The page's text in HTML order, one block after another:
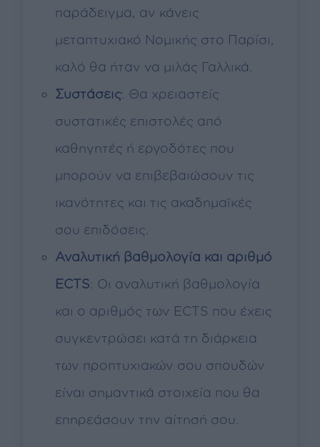
παράδειγμα, αν κάνεις
μεταπτυχιακό Νομικής στο Παρίσι,
καλό θα ήταν να μιλάς Γαλλικά.
Συστάσεις: Θα χρειαστείς
συστατικές επιστολές από
καθηγητές ή εργοδότες που
μπορούν να επιβεβαιώσουν τις
ικανότητες και τις ακαδημαϊκές
σου επιδόσεις.
Αναλυτική βαθμολογία και αριθμό
ECTS: Οι αναλυτική βαθμολογία
και ο αριθμός των ECTS που έχεις
συγκεντρώσει κατά τη διάρκεια
των προπτυχιακών σου σπουδών
είναι σημαντικά στοιχεία που θα
επηρεάσουν την αίτησή σου.